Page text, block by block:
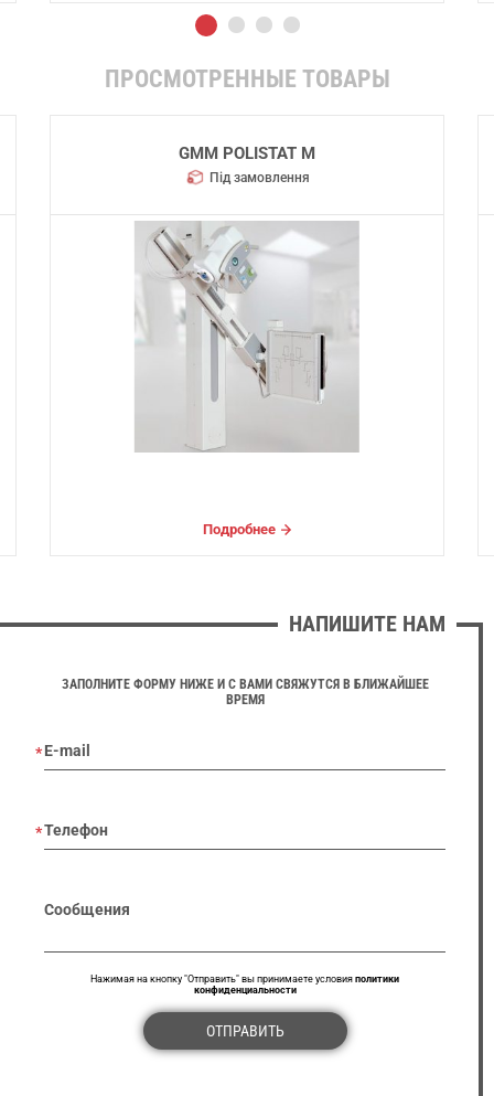
ПРОСМОТРЕННЫЕ ТОВАРЫ
GMM POLISTAT M
Під замовлення
Подробнее
НАПИШИТЕ НАМ
ЗАПОЛНИТЕ ФОРМУ НИЖЕ И С ВАМИ СВЯЖУТСЯ В БЛИЖАЙШЕЕ
ВРЕМЯ
E-mail
Телефон
Сообщения
Нажимая на кнопку "Отправить" вы принимаете условия политики
конфиденциальности
ОТПРАВИТЬ